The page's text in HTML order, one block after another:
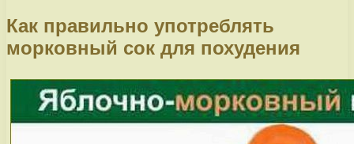
Как правильно употреблять
морковный сок для похудения